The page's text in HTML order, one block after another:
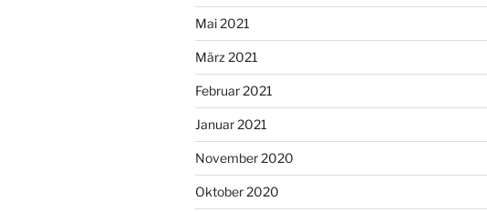
Mai 2021
März 2021
Februar 2021
Januar 2021
November 2020
Oktober 2020